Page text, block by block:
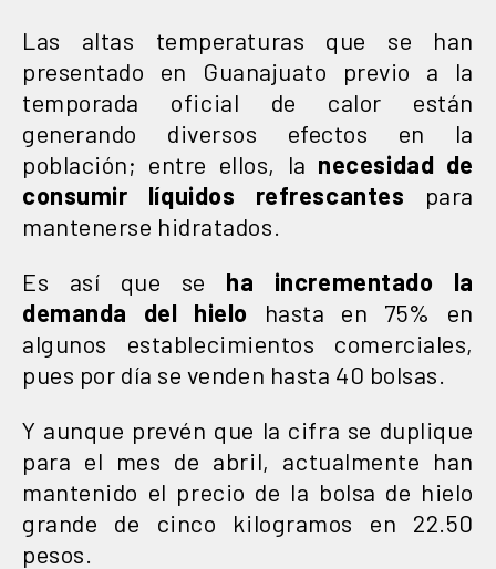
Las altas temperaturas que se han
presentado en Guanajuato previo a la
temporada oficial de calor están
generando diversos efectos en la
población; entre ellos, la necesidad de
consumir líquidos refrescantes para
mantenerse hidratados.
Es así que se ha incrementado la
demanda del hielo hasta en 75% en
algunos establecimientos comerciales,
pues por día se venden hasta 40 bolsas.
Y aunque prevén que la cifra se duplique
para el mes de abril, actualmente han
mantenido el precio de la bolsa de hielo
grande de cinco kilogramos en 22.50
pesos.